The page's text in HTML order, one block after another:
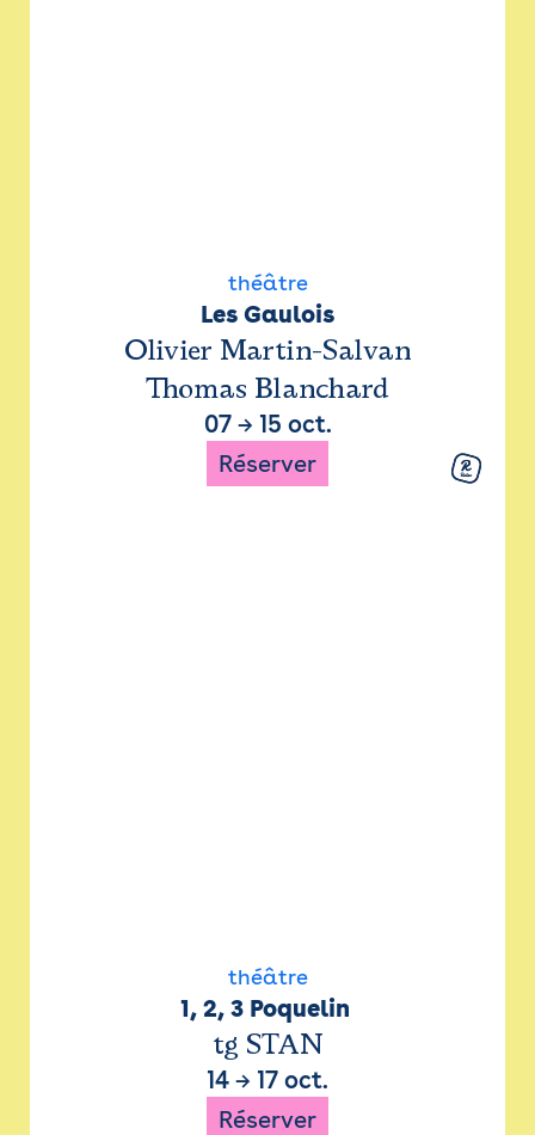
théâtre
Les Gaulois
Olivier Martin-Salvan
Thomas Blanchard
07→ 15 oct.
Réserver
théâtre
1, 2, 3 Poquelin
tg STAN
14 → 17 oct.
Réserver